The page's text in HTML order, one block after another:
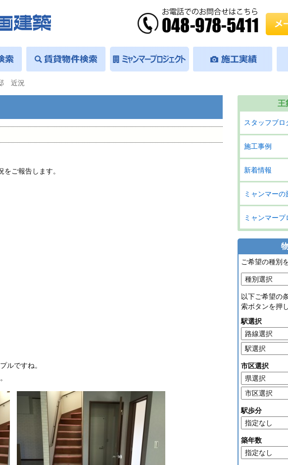
近況
ご報告します。
ルですね。
王
スタッフブロ
施工事例
新着情報
ミャンマーの
ミャンマー
ご希望の種別
以下ご希望の
索ボタンを押
駅選択
市区選択
駅歩分
築年数